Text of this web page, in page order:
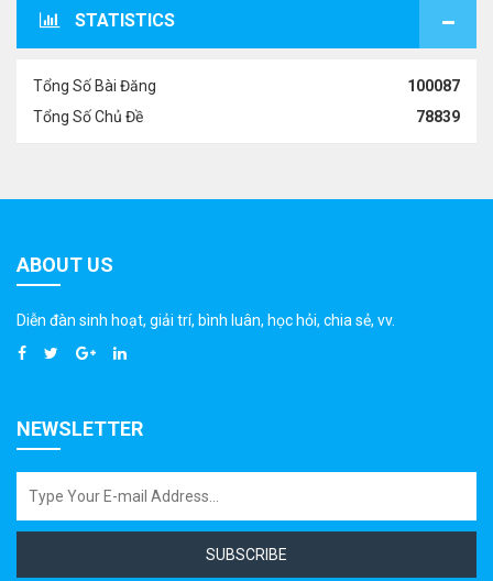
STATISTICS
Tổng Số Bài Đăng
100087
Tổng Số Chủ Đề
78839
ABOUT US
Diễn đàn sinh hoạt, giải trí, bình luân, học hỏi, chia sẻ, vv.
NEWSLETTER
SUBSCRIBE